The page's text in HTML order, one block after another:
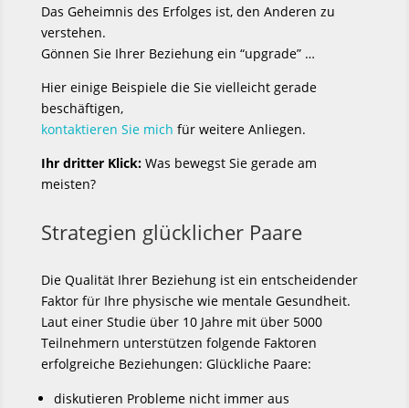
Das Geheimnis des Erfolges ist, den Anderen zu
verstehen.
Gönnen Sie Ihrer Beziehung ein “upgrade” …
Hier einige Beispiele die Sie vielleicht gerade
beschäftigen,
kontaktieren Sie mich für weitere Anliegen.
Ihr dritter Klick: Was bewegst Sie gerade am
meisten?
Strategien glücklicher Paare
Die Qualität Ihrer Beziehung ist ein entscheidender
Faktor für Ihre physische wie mentale Gesundheit.
Laut einer Studie über 10 Jahre mit über 5000
Teilnehmern unterstützen folgende Faktoren
erfolgreiche Beziehungen: Glückliche Paare:
diskutieren Probleme nicht immer aus